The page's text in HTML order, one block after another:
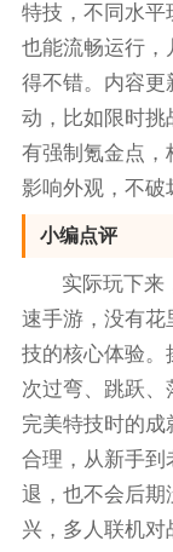
特技，不同水平
也能流畅运行，
得不错。内容更
动，比如限时挑
有强制氪金点，
影响外观，不破
小编点评
实际玩下来
速手游，没有花
技的核心体验。
次过弯、跳跃、
完美特技时的
合理，从新手到
退，也不会后期
兴，多人联机对